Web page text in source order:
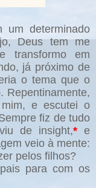
um determinado
Deus tem me
transformo em
já próximo de
o tema que o
Repentinamente,
e escutei o
fiz de tudo
de insight,* e
veio à mente:
pelos filhos?
para com os